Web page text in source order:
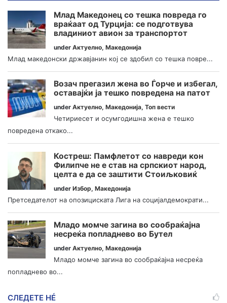
Млад Македонец со тешка повреда го
враќаат од Турција: се подготвува
владиниот авион за транспортот
under Актуелно, Македонија
Млад македонски државјанин кој се здобил со тешка повре...
Возач прегазил жена во Ѓорче и избегал,
оставајќи ја тешко повредена на патот
under Актуелно, Македонија, Топ вести
Четириесет и осумгодишна жена е тешко
повредена откако...
Костреш: Памфлетот со навреди кон
Филипче не е став на српскиот народ,
целта е да се заштити Стоиљковиќ
under Избор, Македонија
Претседателот на опозициската Лига на социјалдемократи...
Младо момче загина во сообраќајна
несреќа попладнево во Бутел
under Актуелно, Македонија
Младо момче загина во сообраќајна несреќа
попладнево во...
СЛЕДЕТЕ НÉ